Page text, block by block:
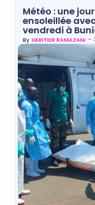
Météo : une
ensoleillée
vendredi à
By HERITIER RAMAZANI ~